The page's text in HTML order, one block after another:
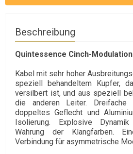
Beschreibung
Quintessence Cinch-
Kabel mit sehr hoher
speziell behandeltem Kupfer,
versilbert ist, und aus speziell
die anderen Leiter. Dreifache
doppeltes Geflecht und
Isolierung. Explosive
Wahrung der Klangfarben.
Verbindung für asymmetrische